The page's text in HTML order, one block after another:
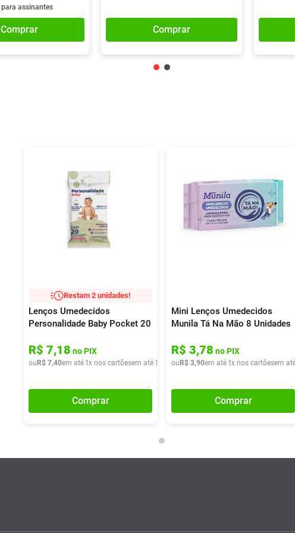
para assinantes
Comprar Comprar
Restam 2 unidades!
Lenços Umedecidos
Personalidade Baby Pocket 20
R$ 7,18 no PIX
ou R$ 7,40em até 1x nos cartõesem até 1 R$ 7, 40
Comprar
Mini Lenços Umedecidos
Munila Tá Na Mão 8 Unidades
R$ 3,78 no PIX
ou R$ 3,90em até 1x nos cartõesem
Comprar